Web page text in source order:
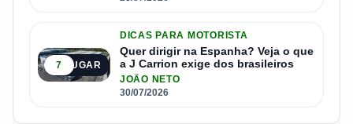
5º LUGAR
7
DICAS PARA MOTORISTA
Quer dirigir na Espanha? Veja o que
a J Carrion exige dos brasileiros
JOÃO NETO
30/07/2026